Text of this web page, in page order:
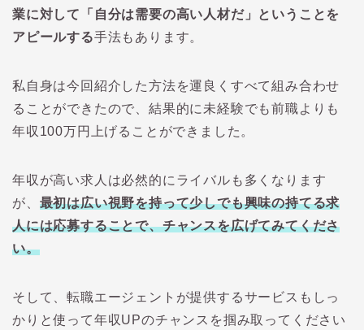
業に対して「自分は需要の高い人材だ」ということを
アピールする手法もあります。
私自身は今回紹介した方法を運良くすべて組み合わせ
ることができたので、結果的に未経験でも前職よりも
年収100万円上げることができました。
年収が高い求人は必然的にライバルも多くなります
が、 最初は広い視野を持って少しでも興味の持てる求
人には応募することで、チャンスを広げてみてくださ
い。
そして、転職エージェントが提供するサービスもしっ
かりと使って年収UPのチャンスを掴み取ってください